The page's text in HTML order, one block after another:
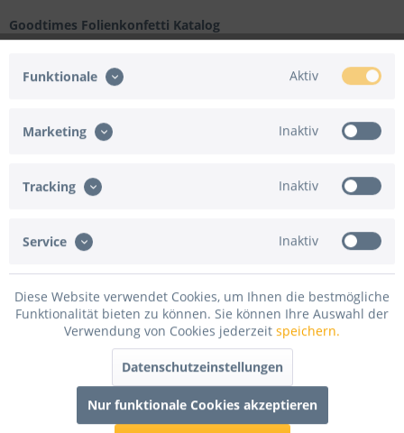
Goodtimes Folienkonfetti Katalog
Funktionale Aktiv
Marketing Inaktiv
Tracking Inaktiv
Service Inaktiv
Diese Website verwendet Cookies, um Ihnen die bestmögliche
Funktionalität bieten zu können. Sie können Ihre Auswahl der
Verwendung von Cookies jederzeit speichern.
Datenschutzeinstellungen
Nur funktionale Cookies akzeptieren